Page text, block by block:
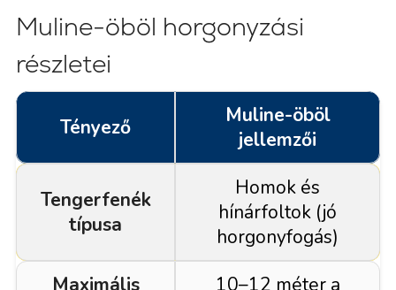
Muline-öböl horgonyzási
részletei
Tényező
Muline-öböl
jellemzői
Tengerfenék
típusa
Homok és
hínárfoltok (jó
horgonyfogás)
Maximális
10–12 méter a